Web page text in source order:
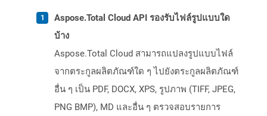
Aspose.Total Cloud API รองรับไฟล์รูปแบบใด
บ้าง
Aspose.Total Cloud สามารถแปลงรูปแบบไฟล์
จากตระกูลผลิตภัณฑ์ใด ๆ ไปยังตระกูลผลิตภัณฑ์
อื่น ๆ เป็น PDF, DOCX, XPS, รูปภาพ (TIFF, JPEG,
PNG BMP), MD และอื่น ๆ ตรวจสอบรายการ